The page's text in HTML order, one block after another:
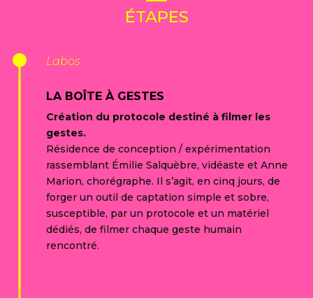
ÉTAPES
Labos
LA BOÎTE À GESTES
Création du protocole destiné à filmer les
gestes.
Résidence de conception / expérimentation
rassemblant Émilie Salquèbre, vidéaste et Anne
Marion, chorégraphe. Il s’agit, en cinq jours, de
forger un outil de captation simple et sobre,
susceptible, par un protocole et un matériel
dédiés, de filmer chaque geste humain
rencontré.